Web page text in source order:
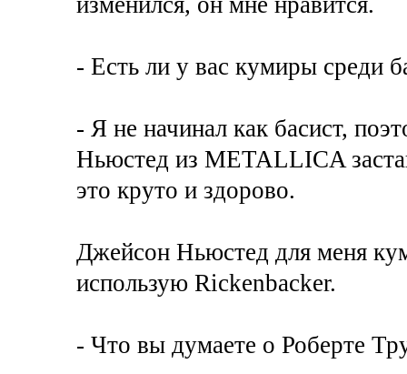
- Есть ли у вас кумиры среди
- Я не начинал как басист,
Ньюстед из METALLICA
это круто и здорово.
Джейсон Ньюстед для меня
использую Rickenbacker.
- Что вы думаете о Роберте